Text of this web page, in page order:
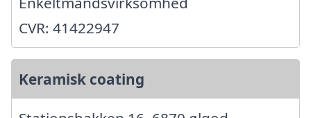
CVR: 41422947
Keramisk coating